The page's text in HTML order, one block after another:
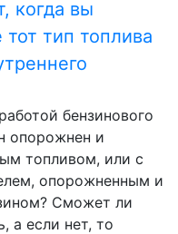
когда вы
тот тип топлива
бензинового
опорожнен и
топливом, или с
опорожненным и
Сможет ли
а если нет, то